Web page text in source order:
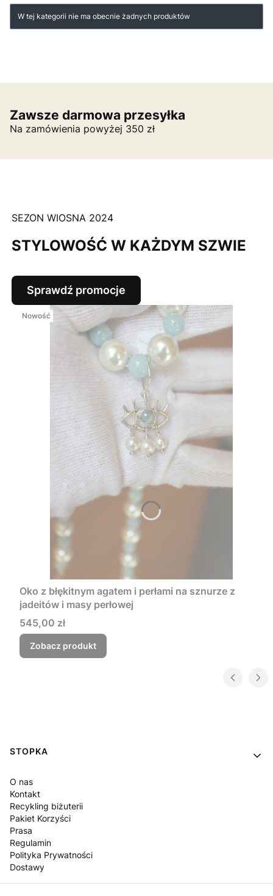
Lista produktów
W tej kategorii nie ma obecnie żadnych produktów
Zawsze darmowa przesyłka
Na zamówienia powyżej 350 zł
SEZON WIOSNA 2024
STYLOWOŚĆ W KAŻDYM SZWIE
Sprawdź promocje
Nowość
Oko z błękitnym agatem i perłami na sznurze z
jadeitów i masy perłowej
Cena
545,00 zł
Zobacz produkt
Linki w stopce
STOPKA
O nas
Kontakt
Recykling biżuterii
Pakiet Korzyści
Prasa
Regulamin
Polityka Prywatności
Dostawy